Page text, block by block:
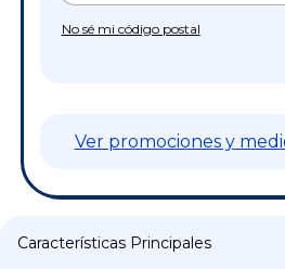
No sé mi código postal
Ver promociones y
Características Principales